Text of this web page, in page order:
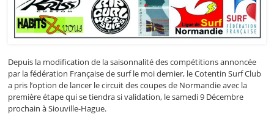
Depuis la modification de la saisonnalité des compétitions annoncée
par la fédération Française de surf le moi dernier, le Cotentin Surf Club
a pris l’option de lancer le circuit des coupes de Normandie avec la
première étape qui se tiendra si validation, le samedi 9 Décembre
prochain à Siouville-Hague.